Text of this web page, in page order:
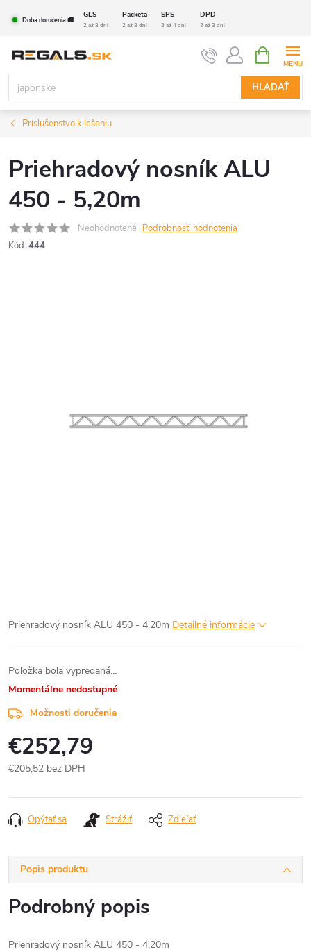
Doba doručenia 🚚
GLS Packeta SPS DPD
2 až 3 dni 2 až 3 dni 3 až 4 dni 2 až 3 dni
HĽADAŤ
KOŠÍK
Príslušenstvo k lešeniu
Priehradový nosník ALU
450 - 5,20m
Neohodnotené Podrobnosti hodnotenia
Kód: 444
Priehradový nosník ALU 450 - 4,20m Detailné informácie
Položka bola vypredaná…
Momentálne nedostupné
Možnosti doručenia
€252,79
€205,52 bez DPH
cena:
Opýtať sa Strážiť Zdieľať
Popis produktu
Podrobný popis
Priehradový nosník ALU 450 - 4,20m